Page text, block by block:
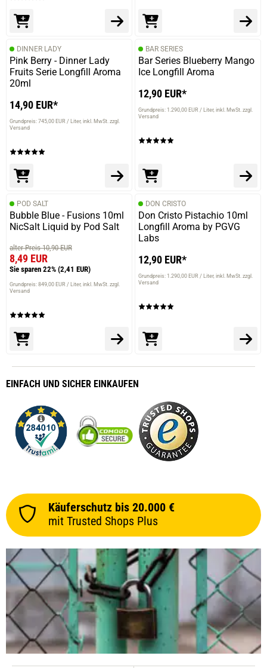
DINNER LADY
Pink Berry - Dinner Lady
Fruits Serie Longfill Aroma
20ml
14,90 EUR*
Grundpreis: 745,00 EUR / Liter inkl. MwSt. zzgl.
Versand
BAR SERIES
Bar Series Blueberry Mango
Ice Longfill Aroma
12,90 EUR*
Grundpreis: 1.290,00 EUR / Liter inkl. MwSt. zzgl.
Versand
POD SALT
Bubble Blue - Fusions 10ml
NicSalt Liquid by Pod Salt
alter Preis 10,90 EUR
8,49 EUR
Sie sparen 22% (2,41 EUR)
Grundpreis: 849,00 EUR / Liter inkl. MwSt. zzgl.
Versand
DON CRISTO
Don Cristo Pistachio 10ml
Longfill Aroma by PGVG
Labs
12,90 EUR*
Grundpreis: 1.290,00 EUR / Liter inkl. MwSt. zzgl.
Versand
EINFACH UND SICHER EINKAUFEN
Käuferschutz bis 20.000 €
mit Trusted Shops Plus